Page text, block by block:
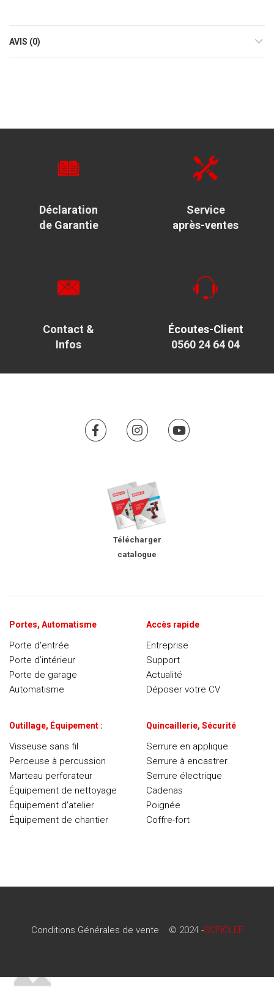
AVIS (0)
Déclaration
de Garantie
Service
après-ventes
Contact &
Infos
Écoutes-Client
0560 24 64 04
Télécharger
catalogue
Portes, Automatisme
Porte d'entrée
Porte d’intérieur
Porte de garage
Automatisme
Accès rapide
Entreprise
Support
Actualité
Déposer votre CV
Outillage, Équipement :
Visseuse sans fil
Perceuse à percussion
Marteau perforateur
Équipement de nettoyage
Équipement d'atelier
Équipement de chantier
Quincaillerie, Sécurité
Serrure en applique
Serrure à encastrer
Serrure électrique
Cadenas
Poignée
Coffre-fort
Conditions Générales de vente © 2024 -SOFICLEF